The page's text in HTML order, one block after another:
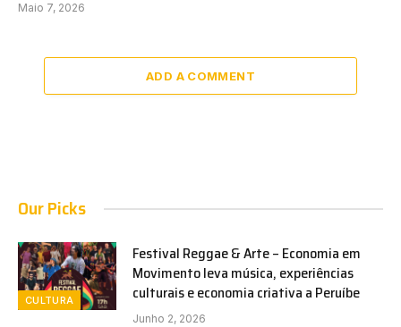
Maio 7, 2026
ADD A COMMENT
Our Picks
CULTURA
Festival Reggae & Arte – Economia em
Movimento leva música, experiências
culturais e economia criativa a Peruíbe
Junho 2, 2026